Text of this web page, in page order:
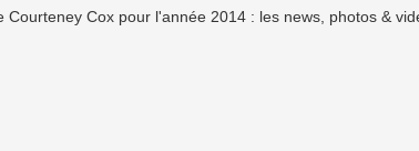
Courteney Cox pour l'année 2014 : les news, photos &